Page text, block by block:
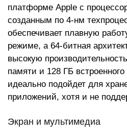
платформе Apple с
созданным по 4-нм
обеспечивает плавную
режиме, а 64-битная
высокую
памяти и 128 ГБ
идеально подойдет для
приложений, хотя и не
Экран и мультимедиа